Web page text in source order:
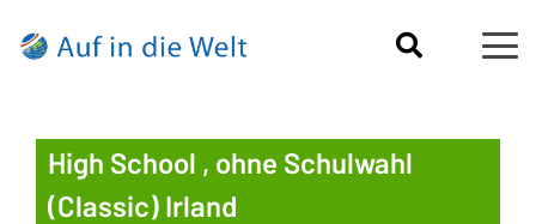
High School , ohne Schulwahl
(Classic) Irland